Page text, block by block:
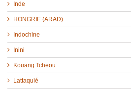
Inde
HONGRIE (ARAD)
Indochine
Inini
Kouang Tcheou
Lattaquié